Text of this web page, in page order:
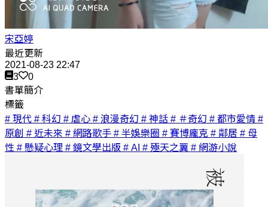
宋亞婷
最近更新
2021-08-23 22:47
3
0
書單簡介
標籤
# 現代 # 科幻 # 虐心 # 浪漫奇幻 # 神話 # ＃奇幻 # 都市愛情 #
原創 # 近未來 # 網路歌手 # 半娛樂圈 # 賽博龐克 # 鄰居 # 母
性 # 懸疑心理 # 鏡文學出版 # AI # 殛天之翼 # 網游小說